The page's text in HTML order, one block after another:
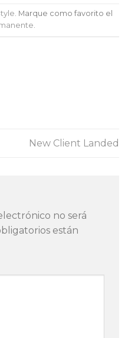
. Marque como favorito el
.
New Client Landed
no será
están